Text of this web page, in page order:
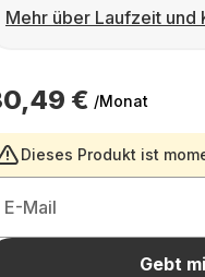
Mehr über Laufzeit und
€ /Monat
Dieses Produkt ist
E-Mail
Gebt